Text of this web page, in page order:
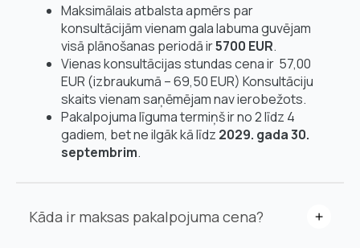
Maksimālais atbalsta apmērs par
konsultācijām vienam gala labuma guvējam
visā plānošanas periodā ir5700 EUR.
Vienas konsultācijas stundas cena ir 57,00
EUR (izbraukumā – 69,50 EUR) Konsultāciju
skaits vienam saņēmējam nav ierobežots.
Pakalpojuma līguma termiņš ir no 2 līdz 4
gadiem, bet ne ilgāk kā līdz 2029. gada 30.
septembrim.
Kāda ir maksas pakalpojuma cena?